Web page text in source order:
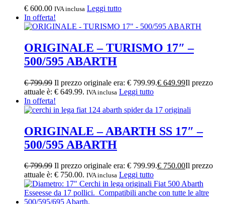
€ 600.00 IVA inclusa Leggi tutto
In offerta!
ORIGINALE – TURISMO 17″ –
500/595 ABARTH
€799.99 Il prezzo originale era: € 799.99.€ 649.99Il prezzo
attuale è: € 649.99. IVA inclusa Leggi tutto
In offerta!
ORIGINALE – ABARTH SS 17″ –
500/595 ABARTH
€799.99 Il prezzo originale era: € 799.99.€ 750.00Il prezzo
attuale è: € 750.00. IVA inclusa Leggi tutto